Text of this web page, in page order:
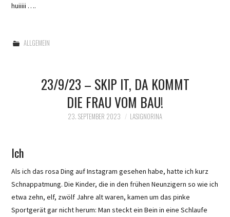
huiiiii ….
ALLGEMEIN
23/9/23 – SKIP IT, DA KOMMT
DIE FRAU VOM BAU!
23. SEPTEMBER 2023 LASIGNORINA
Ich
Als ich das rosa Ding auf Instagram gesehen habe, hatte ich kurz
Schnappatmung. Die Kinder, die in den frühen Neunzigern so wie ich
etwa zehn, elf, zwölf Jahre alt waren, kamen um das pinke
Sportgerät gar nicht herum: Man steckt ein Bein in eine Schlaufe